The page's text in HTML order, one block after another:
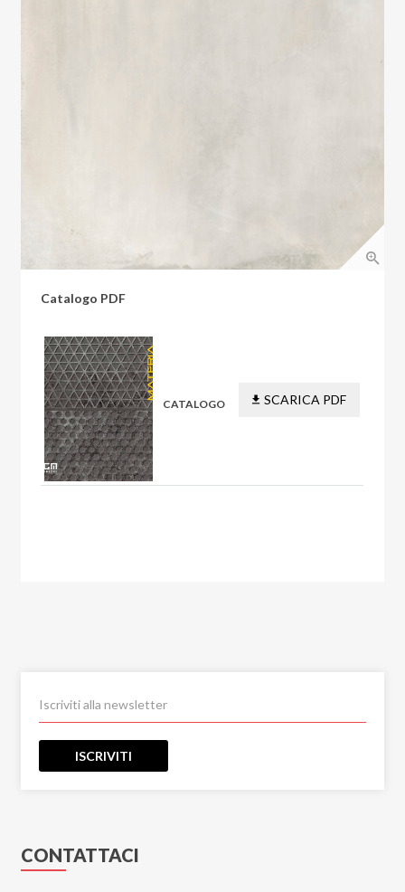
Catalogo PDF
CATALOGO SCARICA PDF
ISCRIVITI
CONTATTACI